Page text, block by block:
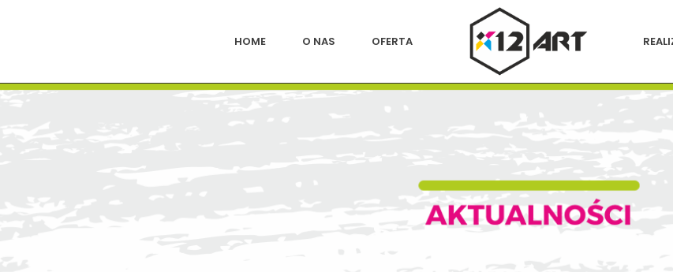
HOME O NAS OFERTA